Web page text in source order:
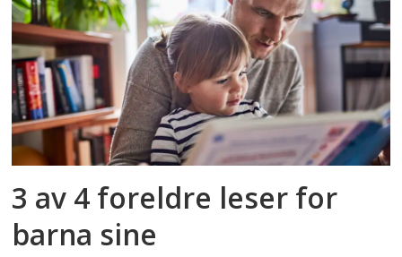
3 av 4 foreldre leser for
barna sine